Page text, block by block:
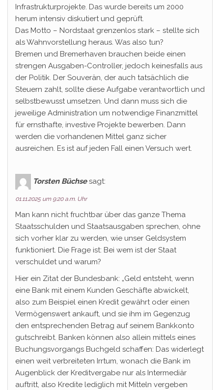
Infrastrukturprojekte. Das wurde bereits um 2000
herum intensiv diskutiert und geprüft.
Das Motto – Nordstaat grenzenlos stark – stellte sich
als Wahnvorstellung heraus. Was also tun?
Bremen und Bremerhaven brauchen beide einen
strengen Ausgaben-Controller, jedoch keinesfalls aus
der Politik. Der Souverän, der auch tatsächlich die
Steuern zahlt, sollte diese Aufgabe verantwortlich und
selbstbewusst umsetzen. Und dann muss sich die
jeweilige Administration um notwendige Finanzmittel
für ernsthafte, investive Projekte bewerben. Dann
werden die vorhandenen Mittel ganz sicher
ausreichen. Es ist auf jeden Fall einen Versuch wert.
Torsten Büchse sagt:
01.11.2025 um 9:20 a.m. Uhr
Man kann nicht fruchtbar über das ganze Thema
Staatsschulden und Staatsausgaben sprechen, ohne
sich vorher klar zu werden, wie unser Geldsystem
funktioniert. Die Frage ist: Bei wem ist der Staat
verschuldet und warum?
Hier ein Zitat der Bundesbank: „Geld entsteht, wenn
eine Bank mit einem Kunden Geschäfte abwickelt,
also zum Beispiel einen Kredit gewährt oder einen
Vermögenswert ankauft, und sie ihm im Gegenzug
den entsprechenden Betrag auf seinem Bankkonto
gutschreibt. Banken können also allein mittels eines
Buchungsvorgangs Buchgeld schaffen: Das widerlegt
einen weit verbreiteten Irrtum, wonach die Bank im
Augenblick der Kreditvergabe nur als Intermediär
auftritt, also Kredite lediglich mit Mitteln vergeben